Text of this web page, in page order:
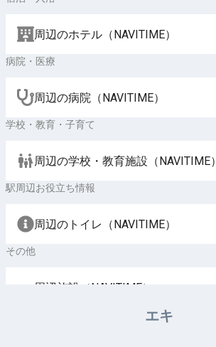
周辺のホテル（NAVITIME）
病院・医療
周辺の病院（NAVITIME）
学校・教育・子育て
周辺の学校・教育施設（NAVITIME）
駅周辺お役立ち情報
周辺のトイレ（NAVITIME）
その他
周辺施設（NAVITIME）
エキ